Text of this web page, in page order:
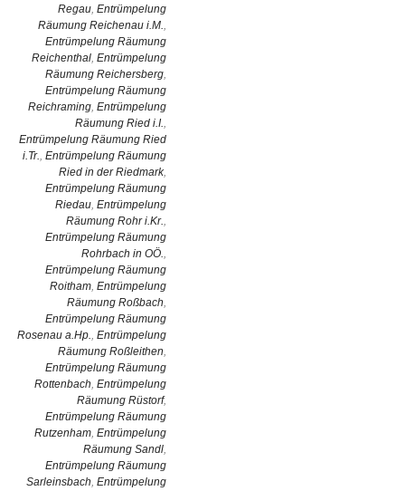
Regau, Entrümpelung
Räumung Reichenau i.M.,
Entrümpelung Räumung
Reichenthal, Entrümpelung
Räumung Reichersberg,
Entrümpelung Räumung
Reichraming, Entrümpelung
Räumung Ried i.I.,
Entrümpelung Räumung Ried
i.Tr., Entrümpelung Räumung
Ried in der Riedmark,
Entrümpelung Räumung
Riedau, Entrümpelung
Räumung Rohr i.Kr.,
Entrümpelung Räumung
Rohrbach in OÖ.,
Entrümpelung Räumung
Roitham, Entrümpelung
Räumung Roßbach,
Entrümpelung Räumung
Rosenau a.Hp., Entrümpelung
Räumung Roßleithen,
Entrümpelung Räumung
Rottenbach, Entrümpelung
Räumung Rüstorf,
Entrümpelung Räumung
Rutzenham, Entrümpelung
Räumung Sandl,
Entrümpelung Räumung
Sarleinsbach, Entrümpelung